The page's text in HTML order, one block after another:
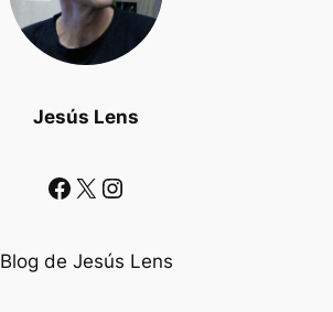
Jesús Lens
Facebook X Instagram
Blog de Jesús Lens